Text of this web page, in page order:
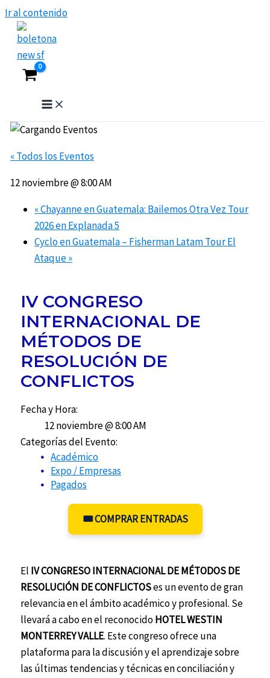
Ir al contenido
« Todos los Eventos
12 noviembre @ 8:00 AM
«Chayanne en Guatemala: Bailemos Otra Vez Tour
2026 en Explanada 5
Cyclo en Guatemala – Fisherman Latam Tour El
Ataque»
IV CONGRESO
INTERNACIONAL DE
MÉTODOS DE
RESOLUCIÓN DE
CONFLICTOS
Fecha y Hora:
12 noviembre @ 8:00 AM
Categorías del Evento:
Académico
Expo / Empresas
Pagados
🎟️ COMPRAR ENTRADAS
El IV CONGRESO INTERNACIONAL DE MÉTODOS DE
RESOLUCIÓN DE CONFLICTOSes un evento de gran
relevancia en el ámbito académico y profesional. Se
llevará a cabo en el reconocidoHOTEL WESTIN
MONTERREY VALLE. Este congreso ofrece una
plataforma para la discusión y el aprendizaje sobre
las últimas tendencias y técnicas en conciliación y